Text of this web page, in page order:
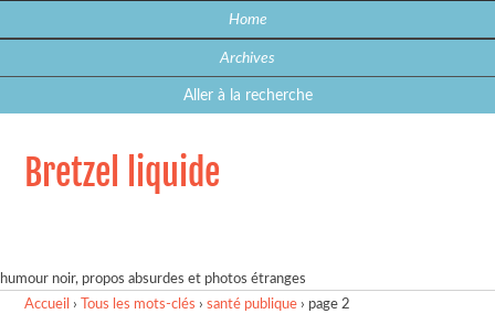
Home
Archives
Aller à la recherche
Bretzel liquide
humour noir, propos absurdes et photos étranges
Accueil › Tous les mots-clés ›santé publique › page 2